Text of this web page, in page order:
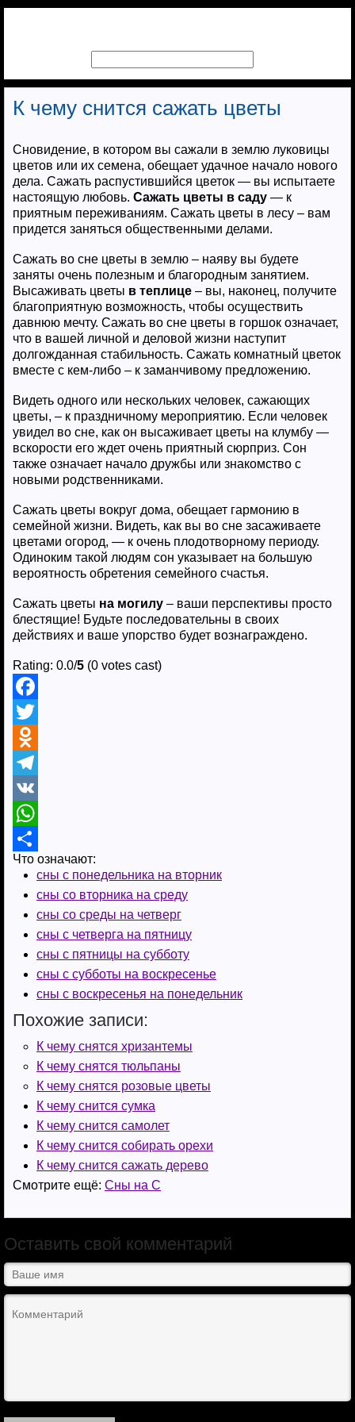
К чему снится сажать цветы
Сновидение, в котором вы сажали в землю луковицы
цветов или их семена, обещает удачное начало нового
дела. Сажать распустившийся цветок — вы испытаете
настоящую любовь. Сажать цветы в саду — к
приятным переживаниям. Сажать цветы в лесу – вам
придется заняться общественными делами.
Сажать во сне цветы в землю – наяву вы будете
заняты очень полезным и благородным занятием.
Высаживать цветы в теплице – вы, наконец, получите
благоприятную возможность, чтобы осуществить
давнюю мечту. Сажать во сне цветы в горшок означает,
что в вашей личной и деловой жизни наступит
долгожданная стабильность. Сажать комнатный цветок
вместе с кем-либо – к заманчивому предложению.
Видеть одного или нескольких человек, сажающих
цветы, – к праздничному мероприятию. Если человек
увидел во сне, как он высаживает цветы на клумбу —
вскорости его ждет очень приятный сюрприз. Сон
также означает начало дружбы или знакомство с
новыми родственниками.
Сажать цветы вокруг дома, обещает гармонию в
семейной жизни. Видеть, как вы во сне засаживаете
цветами огород, — к очень плодотворному периоду.
Одиноким такой людям сон указывает на большую
вероятность обретения семейного счастья.
Сажать цветы на могилу – ваши перспективы просто
блестящие! Будьте последовательны в своих
действиях и ваше упорство будет вознаграждено.
Rating: 0.0/5 (0 votes cast)
F
a
c
e
b
o
o
T
w
e
O
d
n
o
k
i
T
e
e
V
K
W
h
p
О
и
Что означают:
сны с понедельника на вторник
сны со вторника на среду
сны со среды на четверг
сны с четверга на пятницу
сны с пятницы на субботу
сны с субботы на воскресенье
сны с воскресенья на понедельник
Похожие записи:
К чему снятся хризантемы
К чему снятся тюльпаны
К чему снятся розовые цветы
К чему снится сумка
К чему снится самолет
К чему снится собирать орехи
К чему снится сажать дерево
Смотрите ещё: Сны на С
Оставить свой комментарий